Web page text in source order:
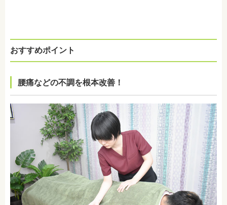
おすすめポイント
腰痛などの不調を根本改善！